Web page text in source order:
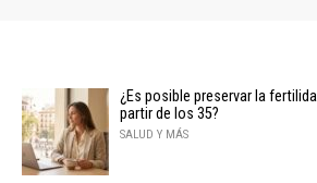
¿Es posible preservar la
partir de los 35?
SALUD Y MÁS